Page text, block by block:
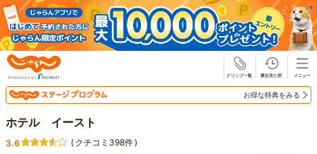
お得な特典をみる
ホテル イースト
3.6 ( クチコミ398件)